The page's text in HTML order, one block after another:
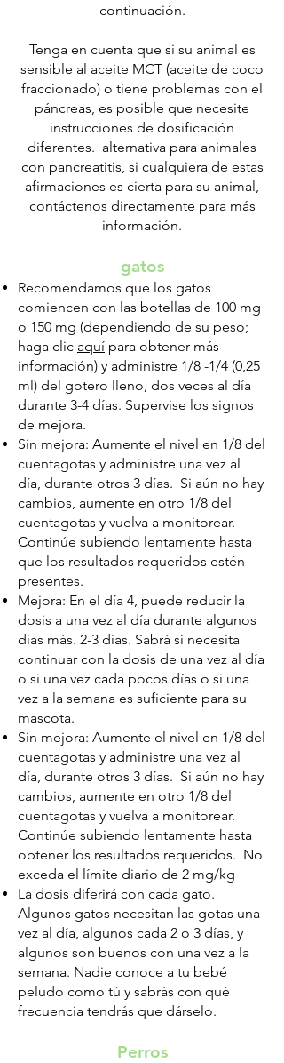
continuación.
Tenga en cuenta que si su animal es
sensible al aceite MCT (aceite de coco
fraccionado) o tiene problemas con el
páncreas, es posible que necesite
instrucciones de dosificación
diferentes. alternativa para animales
con pancreatitis, si cualquiera de estas
afirmaciones es cierta para su animal,
contáctenos directamente para más
información.
gatos
Recomendamos que los gatos
comiencen con las botellas de 100 mg
o 150 mg (dependiendo de su peso;
haga clic aquí para obtener más
información) y administre 1/8 -1/4 (0,25
ml) del gotero lleno, dos veces al día
durante 3-4 días. Supervise los signos
de mejora.
Sin mejora: Aumente el nivel en 1/8 del
cuentagotas y administre una vez al
día, durante otros 3 días. Si aún no hay
cambios, aumente en otro 1/8 del
cuentagotas y vuelva a monitorear.
Continúe subiendo lentamente hasta
que los resultados requeridos estén
presentes.
Mejora: En el día 4, puede reducir la
dosis a una vez al día durante algunos
días más. 2-3 días. Sabrá si necesita
continuar con la dosis de una vez al día
o si una vez cada pocos días o si una
vez a la semana es suficiente para su
mascota.
Sin mejora: Aumente el nivel en 1/8 del
cuentagotas y administre una vez al
día, durante otros 3 días. Si aún no hay
cambios, aumente en otro 1/8 del
cuentagotas y vuelva a monitorear.
Continúe subiendo lentamente hasta
obtener los resultados requeridos. No
exceda el límite diario de 2 mg/kg
La dosis diferirá con cada gato.
Algunos gatos necesitan las gotas una
vez al día, algunos cada 2 o 3 días, y
algunos son buenos con una vez a la
semana. Nadie conoce a tu bebé
peludo como tú y sabrás con qué
frecuencia tendrás que dárselo.
Perros